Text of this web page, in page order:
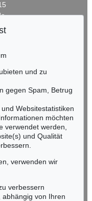
und zu
gegen Spam, Betrug
Websitestatistiken
möchten
verwendet werden,
und Qualität
verwenden wir
verbessern
von Ihren